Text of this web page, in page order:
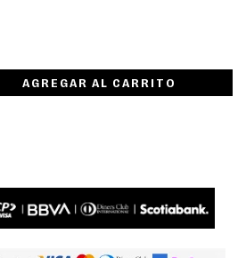
AGREGAR AL CARRITO